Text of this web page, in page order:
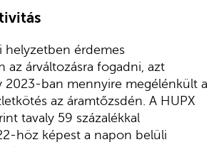
helyzetben érdemes
az árváltozásra fogadni, azt
2023-ban mennyire megélénkült a
az áramtőzsdén. A HUPX
tavaly 59 százalékkal
höz képest a napon belüli